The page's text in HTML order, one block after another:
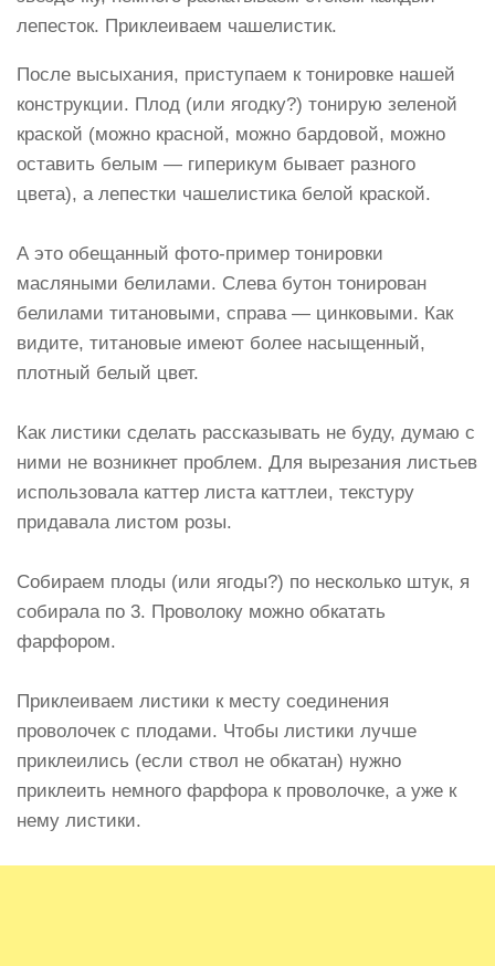
лепесток. Приклеиваем чашелистик.
После высыхания, приступаем к тонировке нашей
конструкции. Плод (или ягодку?) тонирую зеленой
краской (можно красной, можно бардовой, можно
оставить белым — гиперикум бывает разного
цвета), а лепестки чашелистика белой краской.
А это обещанный фото-пример тонировки
масляными белилами. Слева бутон тонирован
белилами титановыми, справа — цинковыми. Как
видите, титановые имеют более насыщенный,
плотный белый цвет.
Как листики сделать рассказывать не буду, думаю с
ними не возникнет проблем. Для вырезания листьев
использовала каттер листа каттлеи, текстуру
придавала листом розы.
Собираем плоды (или ягоды?) по несколько штук, я
собирала по 3. Проволоку можно обкатать
фарфором.
Приклеиваем листики к месту соединения
проволочек с плодами. Чтобы листики лучше
приклеились (если ствол не обкатан) нужно
приклеить немного фарфора к проволочке, а уже к
нему листики.